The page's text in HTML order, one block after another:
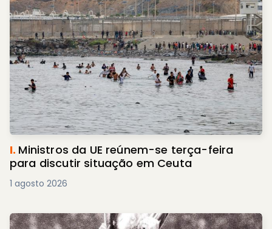
I. Ministros da UE reúnem-se terça-feira
para discutir situação em Ceuta
1 agosto 2026